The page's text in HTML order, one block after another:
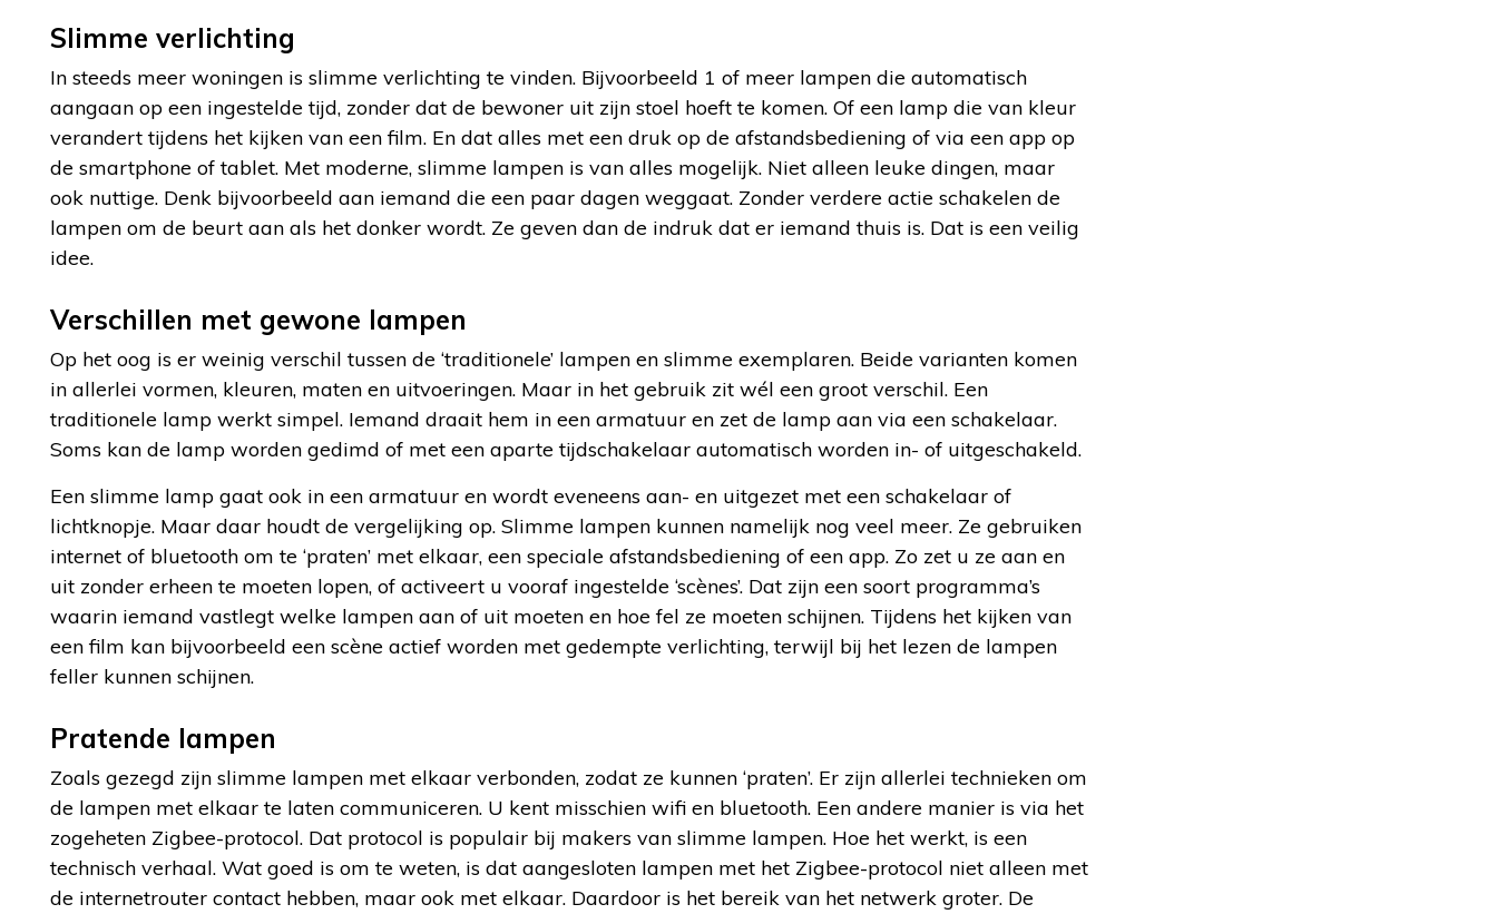
Slimme verlichting
In steeds meer woningen is slimme verlichting te vinden. Bijvoorbeeld 1 of meer lampen die automatisch
aangaan op een ingestelde tijd, zonder dat de bewoner uit zijn stoel hoeft te komen. Of een lamp die van kleur
verandert tijdens het kijken van een film. En dat alles met een druk op de afstandsbediening of via een app op
de smartphone of tablet. Met moderne, slimme lampen is van alles mogelijk. Niet alleen leuke dingen, maar
ook nuttige. Denk bijvoorbeeld aan iemand die een paar dagen weggaat. Zonder verdere actie schakelen de
lampen om de beurt aan als het donker wordt. Ze geven dan de indruk dat er iemand thuis is. Dat is een veilig
idee.
Verschillen met gewone lampen
Op het oog is er weinig verschil tussen de ‘traditionele’ lampen en slimme exemplaren. Beide varianten komen
in allerlei vormen, kleuren, maten en uitvoeringen. Maar in het gebruik zit wél een groot verschil. Een
traditionele lamp werkt simpel. Iemand draait hem in een armatuur en zet de lamp aan via een schakelaar.
Soms kan de lamp worden gedimd of met een aparte tijdschakelaar automatisch worden in- of uitgeschakeld.
Een slimme lamp gaat ook in een armatuur en wordt eveneens aan- en uitgezet met een schakelaar of
lichtknopje. Maar daar houdt de vergelijking op. Slimme lampen kunnen namelijk nog veel meer. Ze gebruiken
internet of bluetooth om te ‘praten’ met elkaar, een speciale afstandsbediening of een app. Zo zet u ze aan en
uit zonder erheen te moeten lopen, of activeert u vooraf ingestelde ‘scènes’. Dat zijn een soort programma’s
waarin iemand vastlegt welke lampen aan of uit moeten en hoe fel ze moeten schijnen. Tijdens het kijken van
een film kan bijvoorbeeld een scène actief worden met gedempte verlichting, terwijl bij het lezen de lampen
feller kunnen schijnen.
Pratende lampen
Zoals gezegd zijn slimme lampen met elkaar verbonden, zodat ze kunnen ‘praten’. Er zijn allerlei technieken om
de lampen met elkaar te laten communiceren. U kent misschien wifi en bluetooth. Een andere manier is via het
zogeheten Zigbee-protocol. Dat protocol is populair bij makers van slimme lampen. Hoe het werkt, is een
technisch verhaal. Wat goed is om te weten, is dat aangesloten lampen met het Zigbee-protocol niet alleen met
de internetrouter contact hebben, maar ook met elkaar. Daardoor is het bereik van het netwerk groter. De